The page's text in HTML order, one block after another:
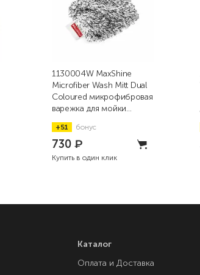
1130004W MaxShine
Microfiber Wash Mitt Dual
Coloured микрофибровая
варежка для мойки
автомобиля
+51 бонус
730 ₽
Купить в один клик
Каталог
Оплата и Доставка